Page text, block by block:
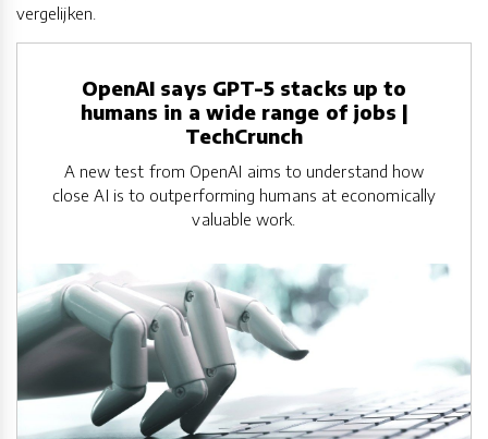
vergelijken.
OpenAI says GPT-5 stacks up to
humans in a wide range of jobs |
TechCrunch
A new test from OpenAI aims to understand how
close AI is to outperforming humans at economically
valuable work.